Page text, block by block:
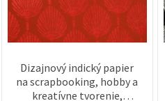
Dizajnový indický papier
na scrapbooking, hobby a
kreatívne tvorenie,